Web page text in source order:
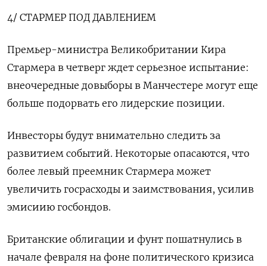
4/ СТАРМЕР ПОД ДАВЛЕНИЕМ
Премьер-министра Великобритании Кира
Стармера в четверг ждет серьезное испытание:
внеочередные довыборы в Манчестере могут еще
больше подорвать его лидерские позиции.
Инвесторы будут внимательно следить за
развитием событий. Некоторые опасаются, что
более левый преемник Стармера может
увеличить госрасходы и заимствования, усилив
эмисиию госбондов.
Британские облигации и фунт пошатнулись в
начале февраля на фоне политического кризиса